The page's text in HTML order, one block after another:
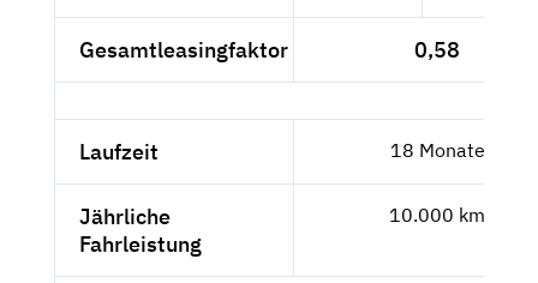
Gesamtleasingfaktor 0,58
Laufzeit 18 Monate
Jährliche
Fahrleistung
10.000 km